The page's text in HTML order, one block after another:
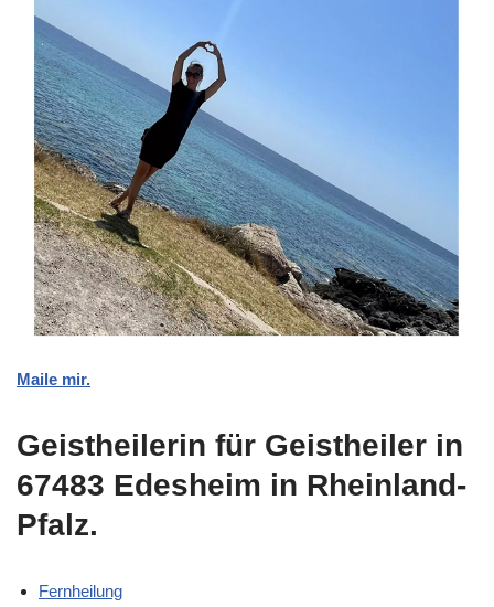
Maile mir.
Geistheilerin für Geistheiler in
67483 Edesheim in Rheinland-
Pfalz.
Fernheilung